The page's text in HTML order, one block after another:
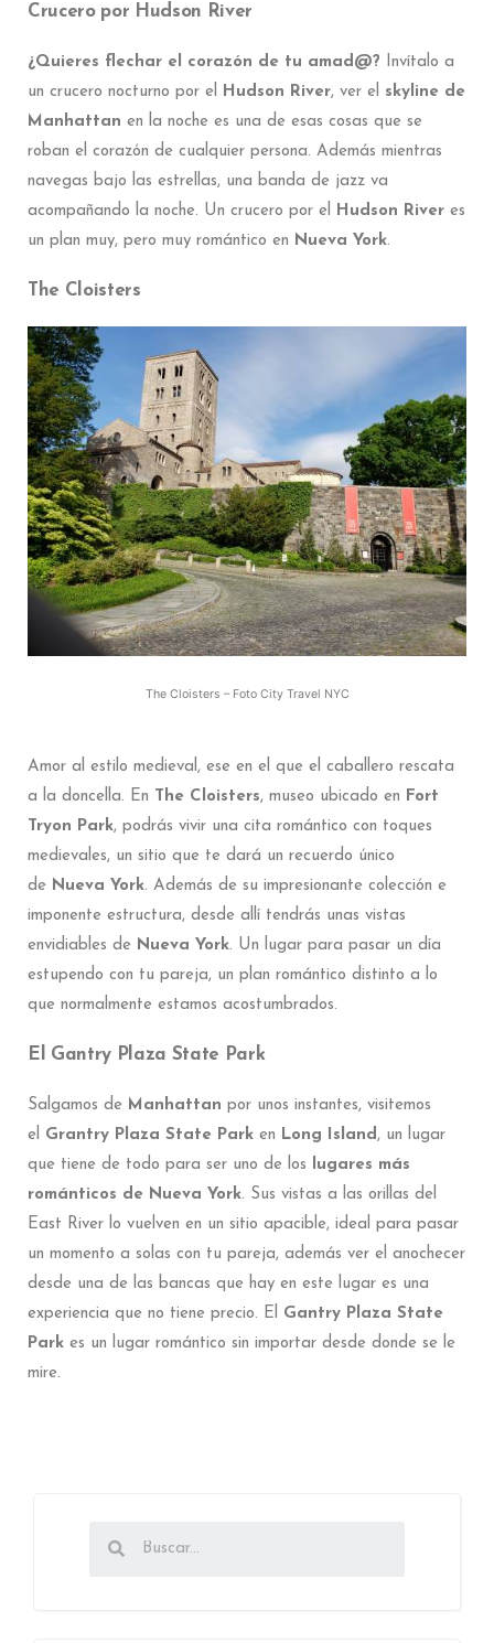
Crucero por Hudson River
¿Quieres flechar el corazón de tu amad@? Invítalo a
un crucero nocturno por el Hudson River, ver el skyline de
Manhattan en la noche es una de esas cosas que se
roban el corazón de cualquier persona. Además mientras
navegas bajo las estrellas, una banda de jazz va
acompañando la noche. Un crucero por el Hudson River es
un plan muy, pero muy romántico en Nueva York.
The Cloisters
The Cloisters – Foto City Travel NYC
Amor al estilo medieval, ese en el que el caballero rescata
a la doncella. En The Cloisters, museo ubicado en Fort
Tryon Park, podrás vivir una cita romántico con toques
medievales, un sitio que te dará un recuerdo único
de Nueva York. Además de su impresionante colección e
imponente estructura, desde allí tendrás unas vistas
envidiables de Nueva York. Un lugar para pasar un día
estupendo con tu pareja, un plan romántico distinto a lo
que normalmente estamos acostumbrados.
El Gantry Plaza State Park
Salgamos de Manhattan por unos instantes, visitemos
el Grantry Plaza State Park en Long Island , un lugar
que tiene de todo para ser uno de los
lugares más
románticos de Nueva York. Sus vistas a las orillas del
East River lo vuelven en un sitio apacible, ideal para pasar
un momento a solas con tu pareja, además ver el anochecer
desde una de las bancas que hay en este lugar es una
experiencia que no tiene precio. El Gantry Plaza State
Park es un lugar romántico sin importar desde donde se le
mire.